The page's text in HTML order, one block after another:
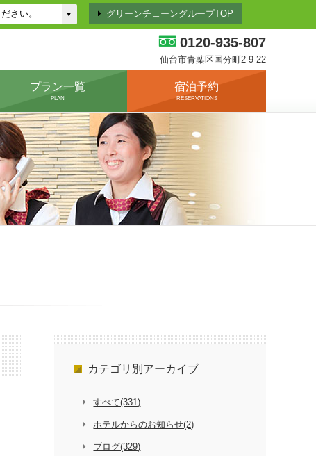
グリーンチェーングループTOP
0120-935-807
仙台市青葉区国分町2-9-22
プラン一覧
PLAN
宿泊予約
RESERVATIONS
カテゴリ別アーカイブ
すべて(331)
ホテルからのお知らせ(2)
ブログ(329)